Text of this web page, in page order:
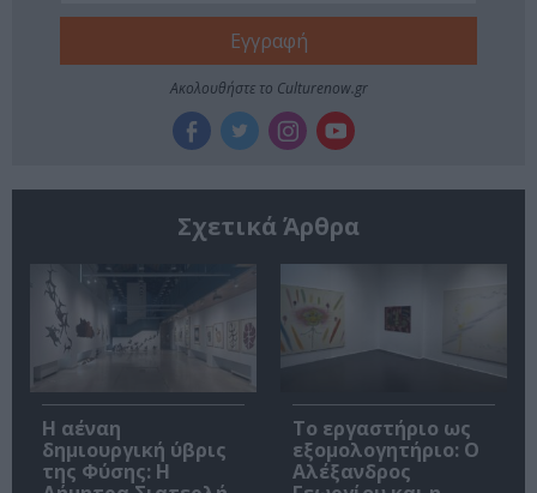
Ακολουθήστε το Culturenow.gr
Σχετικά Άρθρα
Η αέναη
δημιουργική ύβρις
της Φύσης: Η
Το εργαστήριο ως
εξομολογητήριο: Ο
Αλέξανδρος